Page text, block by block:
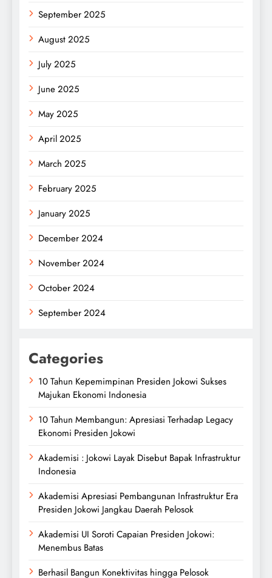
September 2025
August 2025
July 2025
June 2025
May 2025
April 2025
March 2025
February 2025
January 2025
December 2024
November 2024
October 2024
September 2024
Categories
10 Tahun Kepemimpinan Presiden Jokowi Sukses
Majukan Ekonomi Indonesia
10 Tahun Membangun: Apresiasi Terhadap Legacy
Ekonomi Presiden Jokowi
Akademisi : Jokowi Layak Disebut Bapak Infrastruktur
Indonesia
Akademisi Apresiasi Pembangunan Infrastruktur Era
Presiden Jokowi Jangkau Daerah Pelosok
Akademisi UI Soroti Capaian Presiden Jokowi:
Menembus Batas
Berhasil Bangun Konektivitas hingga Pelosok